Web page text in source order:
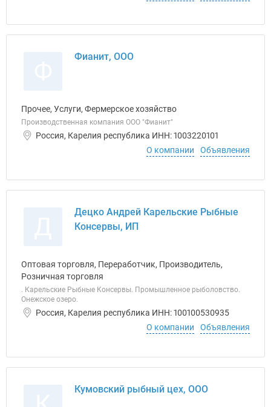
Фианит, ООО
Прочее, Услуги, Фермерское хозяйство
Производственная компания ООО "Фианит"
Россия, Карелия республика ИНН: 1003220101
О компании
Объявления
Децко Андрей Карельские Рыбные
Консервы, ИП
Оптовая торговля, Переработчик, Производитель,
Розничная торговля
. Карельские Рыбные Консервы. Промышленное рыболовство.
Онежское озеро.
Россия, Карелия республика ИНН: 100100530935
О компании
Объявления
Кумовский рыбный цех, ООО